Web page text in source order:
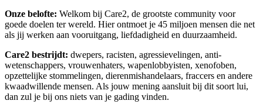
Onze belofte: Welkom bij Care2, de grootste community voor
goede doelen ter wereld. Hier ontmoet je 45 miljoen mensen die net
als jij werken aan vooruitgang, liefdadigheid en duurzaamheid.
Care2 bestrijdt: dwepers, racisten, agressievelingen, anti-
wetenschappers, vrouwenhaters, wapenlobbyisten, xenofoben,
opzettelijke stommelingen, dierenmishandelaars, fraccers en andere
kwaadwillende mensen. Als jouw mening aansluit bij dit soort lui,
dan zul je bij ons niets van je gading vinden.